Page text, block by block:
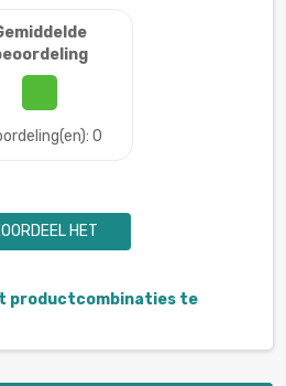
0
HET
productcombinaties te